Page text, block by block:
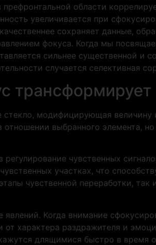
префронтальной области
увеличивается при
сохраняет данные,
фокуса. Когда мы
сильнее существенной и
случается селективная
стекло, модифицирующая
выбранного элемента,
чувственных
участках, что
чувственной переработки,
Когда внимание
характера раздражителя и
длящимися быстро в время